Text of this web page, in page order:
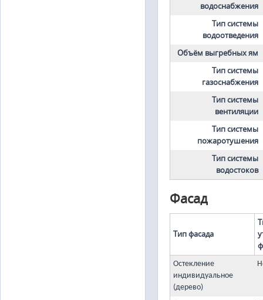
водоснабжения
Тип системы
водоотведения
Объём выгребных ям
Тип системы
газоснабжения
Тип системы
вентиляции
Тип системы
пожаротушения
Тип системы
водостоков
Фасад
Тип фасада
Остекление
индивидуальное
(дерево)